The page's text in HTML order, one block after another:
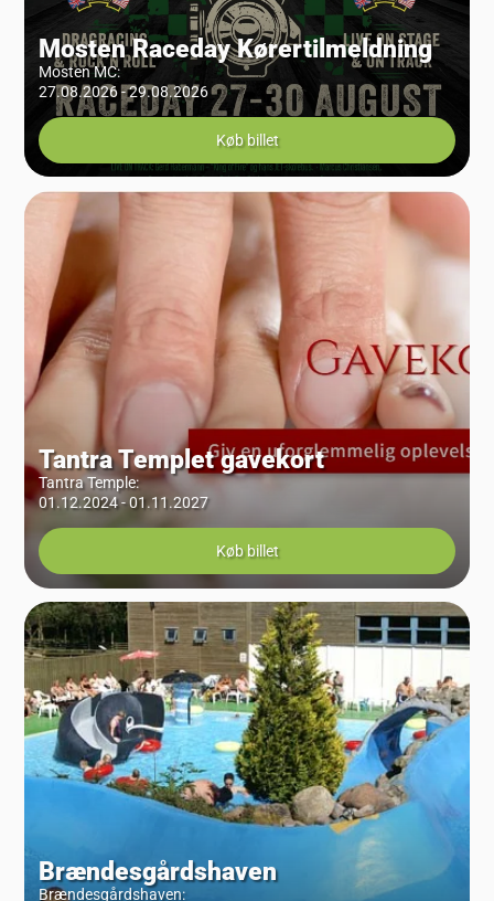
Mosten Raceday Kørertilmeldning
Mosten MC:
27.08.2026 - 29.08.2026
Køb billet
Tantra Templet gavekort
Tantra Temple:
01.12.2024 - 01.11.2027
Køb billet
Brændesgårdshaven
Brændesgårdshaven: